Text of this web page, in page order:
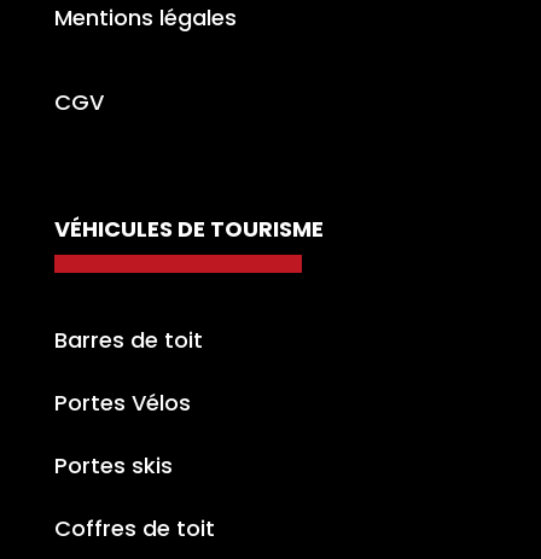
Mentions légales
CGV
VÉHICULES DE TOURISME
Barres de toit
Portes Vélos
Portes skis
Coffres de toit